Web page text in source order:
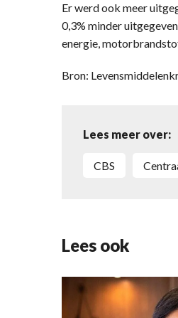
Er werd ook meer
0,3% minder
energie,
Bron:
Lees meer over:
CBS
Lees ook